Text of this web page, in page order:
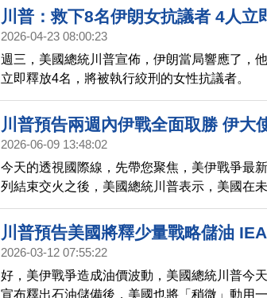
說，伊朗政府分裂嚴重，美伊談判不會設期限。
川普：救下8名伊朗女抗議者 4人立
2026-04-23 08:00:23
週三，美國總統川普宣佈，伊朗當局響應了，
立即釋放4名，將被執行絞刑的女性抗議者。
川普預告兩週內伊戰全面取勝 伊大
2026-06-09 13:48:02
今天的透視國際線，先帶您聚焦，美伊戰爭最
列結束交火之後，美國總統川普表示，美國在
伊朗戰爭「全面勝利」，另外 ，伊朗駐聯合國
雙方正努力達成協議。
川普預告美國將釋少量戰略儲油
2026-03-12 07:55:22
好，美伊戰爭造成油價波動，美國總統川普今
宣布釋出石油儲備後，美國也將「稍微」動用